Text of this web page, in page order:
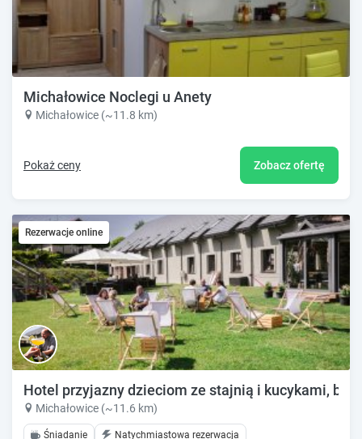
Michałowice Noclegi u Anety
Michałowice (~11.8 km)
Pokaż ceny Zobacz ofertę
Rezerwacje online
Hotel przyjazny dzieciom ze stajnią i kucykami,
Michałowice (~11.6 km)
Śniadanie Natychmiastowa rezerwacja